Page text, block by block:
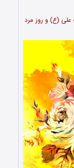
(ع) و روز مرد